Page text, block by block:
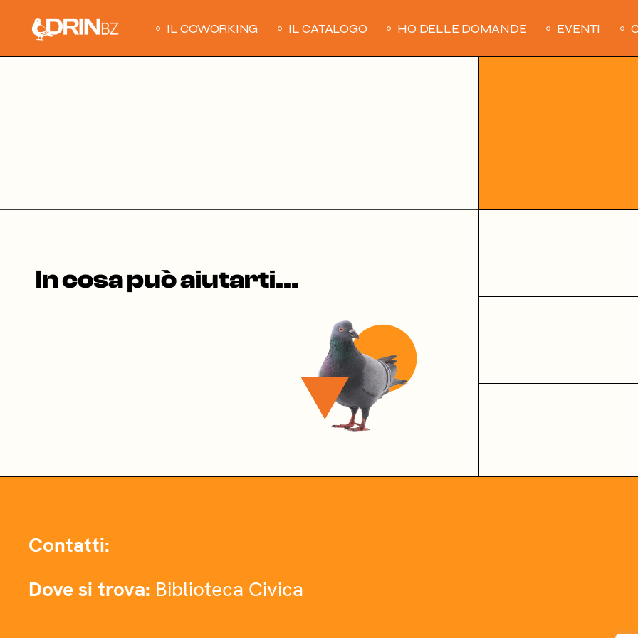
content
IL COWORKING IL CATALOGO HO DELLE DOMANDE EVENTI
In cosa può aiutarti...
Contatti:
Dove si trova: Biblioteca Civica